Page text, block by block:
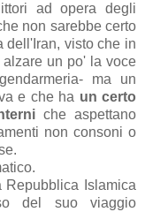
ad opera degli
non sarebbe certo
dell'Iran, visto che in
un po' la voce
ma un
e che ha un certo
che aspettano
non consoni o
Islamica
del suo viaggio